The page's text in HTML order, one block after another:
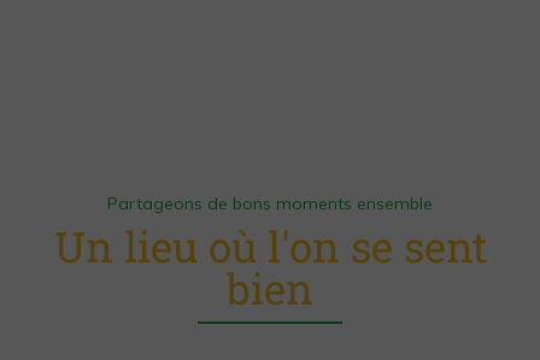
Partageons de bons moments ensemble
Un lieu où l'on se sent
bien